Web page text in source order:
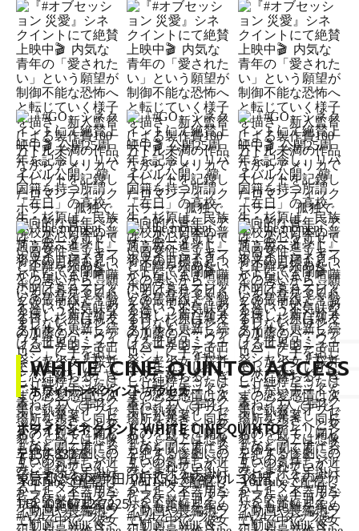
WHITE CINE QUINTO ACCESS
ホワイト シネクイント アクセス
ホワイトシネクイント WHITE CINE QUINTO
〒150-8377
東京都渋谷区宇田川町15-1 渋谷パルコ８階
TEL：03-6712-7225